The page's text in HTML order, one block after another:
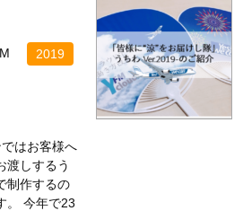
2019
はお客様へ
渡しするう
制作するの
。 今年で23